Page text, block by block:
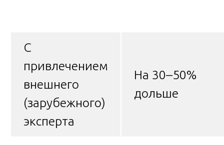
С
привлечением
внешнего
(зарубежного)
эксперта
На 30–50%
дольше